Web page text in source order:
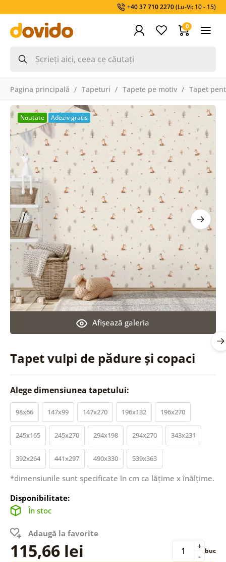
+40 37 710 2270(Lu-Vi: 10 - 15)
0
Pagina principală Tapeturi Tapete pe motiv Tapet
Tapet vulpi de pădure și copaci
Afişează galeria
Noutate Adeziv gratis
Alege dimensiunea tapetului:
98x66 147x99 147x270 196x132 196x270
245x165 245x270 294x198 294x270 343x231
392x264 441x297 490x330 539x363
*dimensiunile sunt specificate în cm ca lățime x înălțime.
Disponibilitate:
În stoc
Adaugă la favorite
115,66 lei -
+ buc